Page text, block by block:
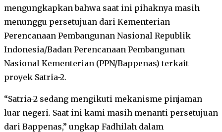
mengungkapkan bahwa saat ini pihaknya masih
menunggu persetujuan dari Kementerian
Perencanaan Pembangunan Nasional Republik
Indonesia/Badan Perencanaan Pembangunan
Nasional Kementerian (PPN/Bappenas) terkait
proyek Satria-2.
“Satria-2 sedang mengikuti mekanisme pinjaman
luar negeri. Saat ini kami masih menanti persetujuan
dari Bappenas,” ungkap Fadhilah dalam